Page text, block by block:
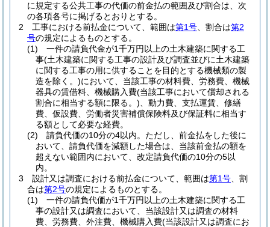
に規定する公共工事の代価の前金払の範囲及び割合は、次
の各項各号に掲げるとおりとする。
2
工事における前払金について、範囲は第1号 、割合は第2
号の規定によるものとする。
(1)
一件の請負代金が1千万円以上の土木建築に関する工
事(土木建築に関する工事の設計及び調査並びに土木建築
に関する工事の用に供することを目的とする機械類の製
造を除く。)において、当該工事の材料費、労務費、機械
器具の賃借料、機械購入費(当該工事において償却される
割合に相当する額に限る。) 、動力費、支払運賃、修繕
費、仮設費、労働者災害補償保険料及び保証料に相当す
る額として必要な経費。
(2)
請負代価の10分の4以内。 ただし、前金払をした後に
おいて、請負代価を減額した場合は、当該前金払の額を
超えない範囲内において、改定請負代価の10分の5以
内。
3
設計又は調査における前払金について、範囲は第1号 、割
合は第2号の規定によるものとする。
(1)
一件の請負代価が1千万円以上の土木建築に関する工
事の設計又は調査において、当該設計又は調査の材料
費、労務費、外注費、機械購入費(当該設計又は調査にお